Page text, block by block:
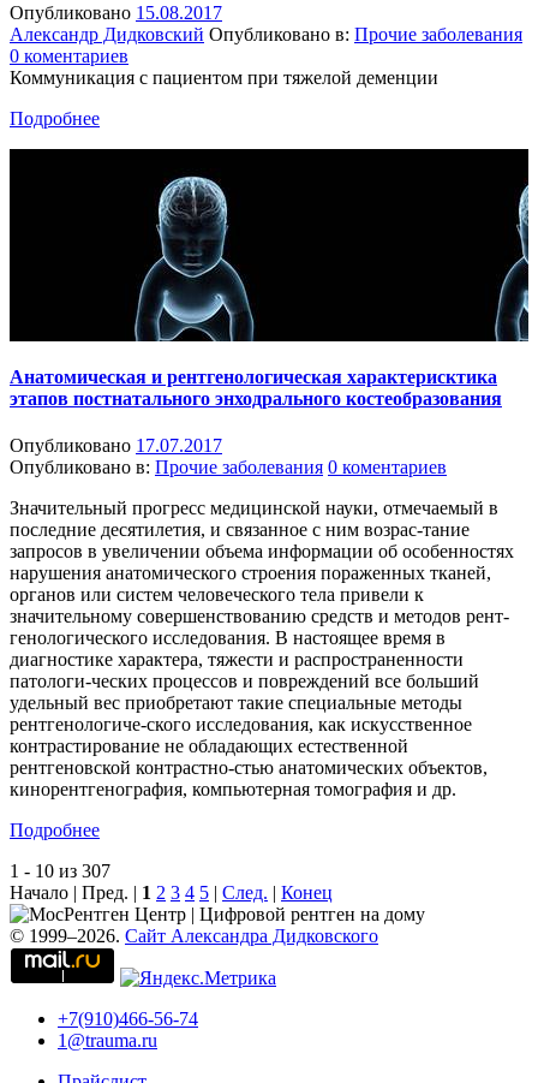
Опубликовано 15.08.2017
Александр Дидковский Опубликовано в: Прочие заболевания
0 коментариев
Коммуникация с пациентом при тяжелой деменции
Подробнее
Анатомическая и рентгенологическая характерисктика
этапов постнатального энходрального костеобразования
Опубликовано 17.07.2017
Опубликовано в: Прочие заболевания 0 коментариев
Значительный прогресс медицинской науки, отмечаемый в
последние десятилетия, и связанное с ним возрас-тание
запросов в увеличении объема информации об особенностях
нарушения анатомического строения пораженных тканей,
органов или систем человеческого тела привели к
значительному совершенствованию средств и методов рент-
генологического исследования. В настоящее время в
диагностике характера, тяжести и распространенности
патологи-ческих процессов и повреждений все больший
удельный вес приобретают такие специальные методы
рентгенологиче-ского исследования, как искусственное
контрастирование не обладающих естественной
рентгеновской контрастно-стью анатомических объектов,
кинорентгенография, компьютерная томография и др.
Подробнее
1 - 10 из 307
Начало | Пред. | 1 2 3 4 5 | След. | Конец
© 1999–2026. Сайт Александра Дидковского
+7(910)466-56-74
1@trauma.ru